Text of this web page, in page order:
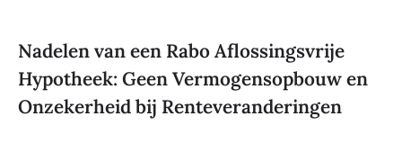
Nadelen van een Rabo Aflossingsvrije
Hypotheek: Geen Vermogensopbouw en
Onzekerheid bij Renteveranderingen